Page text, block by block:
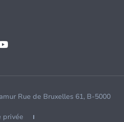
Rue de Bruxelles 61, B-5000
privée